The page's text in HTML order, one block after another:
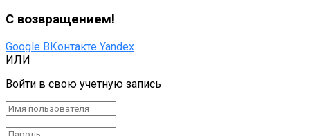
С возвращением!
Google ВКонтакте Yandex
ИЛИ
Войти в свою учетную запись